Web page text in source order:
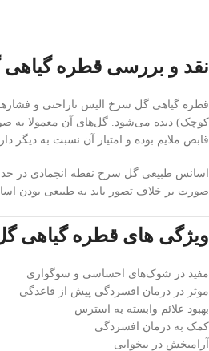
نقد و بررسی قطره
قطره گیاهی گل سرخ الیس ناراحتی و
قابض ملایم بوده و امتیاز آن نسبت به
صورت بر خلاف تصور باید به طبیعی بودن
ویژگی های قطره گیاهی
مفید در شوک‌های احساسی و سوگواری
موثر در درمان افسردگی پیش از قاعدگی
بهبود علائم وابسته به استرس
کمک به درمان افسردگی
آرامبخش در بیخوابی